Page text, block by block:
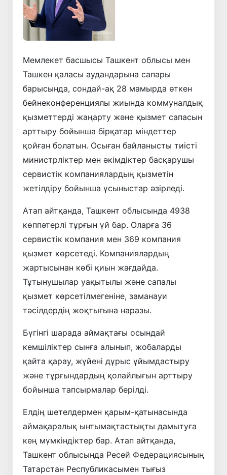
Мемлекет басшысы Ташкент облысы мен
Ташкен қаласы аудандарына сапары
барысында, сондай-ақ 28 мамырда өткен
бейнеконференциялы жиында коммуналдық
қызметтерді жаңарту және қызмет сапасын
арттыру бойынша бірқатар міндеттер
қойған болатын. Осыған байланысты тиісті
министрліктер мен әкімдіктер басқарушы
сервистік компаниялардың қызметін
жетілдіру бойынша ұсыныстар әзірледі.
Атап айтқанда, Ташкент облысында 4938
көппәтерлі тұрғын үй бар. Оларға 36
сервистік компания мен 369 компания
қызмет көрсетеді. Компаниялардың
жартысынан көбі қиын жағдайда.
Тұтынушылар уақытылы және сапалы
қызмет көрсетілмегеніне, заманауи
тәсілдердің жоқтығына наразы.
Бүгінгі шарада аймақтағы осындай
кемшіліктер сынға алынып, жобаларды
қайта қарау, жүйені дұрыс ұйымдастыру
және тұрғындардың қолайлығын арттыру
бойынша тапсырмалар берілді.
Елдің шетелдермен қарым-қатынасында
аймақаралық ынтымақтастықты дамытуға
кең мүмкіндіктер бар. Атап айтқанда,
Ташкент облысында Ресей Федерациясының
Татарстан Республикасымен тығыз